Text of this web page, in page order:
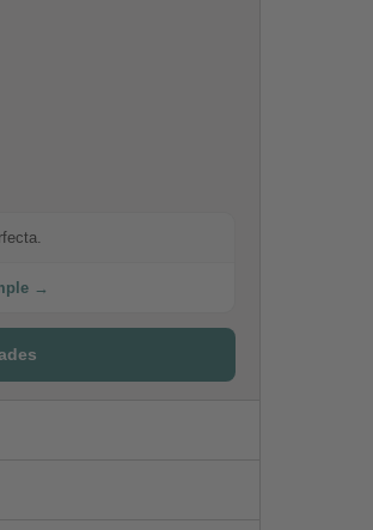
→